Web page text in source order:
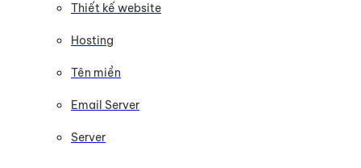
Thiết kế website
Hosting
Tên miền
Email Server
Server